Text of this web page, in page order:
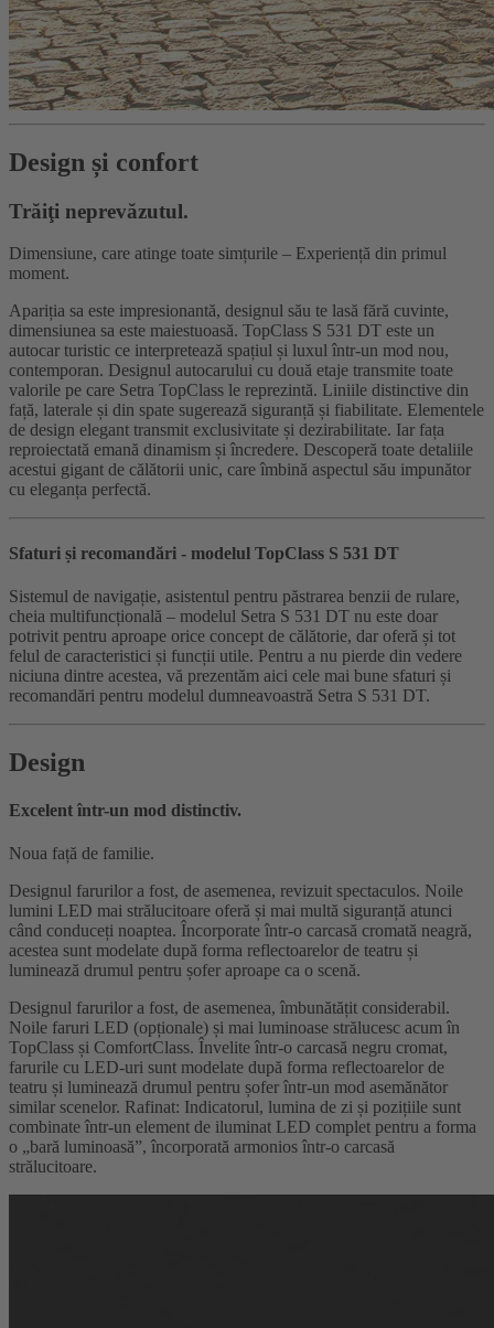
Design și confort
Trăiţi neprevăzutul.
Dimensiune, care atinge toate simțurile – Experiență din primul
moment.
Apariția sa este impresionantă, designul său te lasă fără cuvinte,
dimensiunea sa este maiestuoasă. TopClass S 531 DT este un
autocar turistic ce interpretează spațiul și luxul într-un mod nou,
contemporan. Designul autocarului cu două etaje transmite toate
valorile pe care Setra TopClass le reprezintă. Liniile distinctive din
față, laterale și din spate sugerează siguranță și fiabilitate. Elementele
de design elegant transmit exclusivitate și dezirabilitate. Iar fața
reproiectată emană dinamism și încredere. Descoperă toate detaliile
acestui gigant de călătorii unic, care îmbină aspectul său impunător
cu eleganța perfectă.
Sfaturi și recomandări - modelul TopClass S 531 DT
Sistemul de navigație, asistentul pentru păstrarea benzii de rulare,
cheia multifuncțională – modelul Setra S 531 DT nu este doar
potrivit pentru aproape orice concept de călătorie, dar oferă și tot
felul de caracteristici și funcții utile. Pentru a nu pierde din vedere
niciuna dintre acestea, vă prezentăm aici cele mai bune sfaturi și
recomandări pentru modelul dumneavoastră Setra S 531 DT.
Design
Excelent într-un mod distinctiv.
Noua față de familie.
Designul farurilor a fost, de asemenea, revizuit spectaculos. Noile
lumini LED mai strălucitoare oferă și mai multă siguranță atunci
când conduceți noaptea. Încorporate într-o carcasă cromată neagră,
acestea sunt modelate după forma reflectoarelor de teatru și
luminează drumul pentru șofer aproape ca o scenă.
Designul farurilor a fost, de asemenea, îmbunătățit considerabil.
Noile faruri LED (opționale) și mai luminoase strălucesc acum în
TopClass și ComfortClass. Învelite într-o carcasă negru cromat,
farurile cu LED-uri sunt modelate după forma reflectoarelor de
teatru și luminează drumul pentru șofer într-un mod asemănător
similar scenelor. Rafinat: Indicatorul, lumina de zi și pozițiile sunt
combinate într-un element de iluminat LED complet pentru a forma
o „bară luminoasă”, încorporată armonios într-o carcasă
strălucitoare.